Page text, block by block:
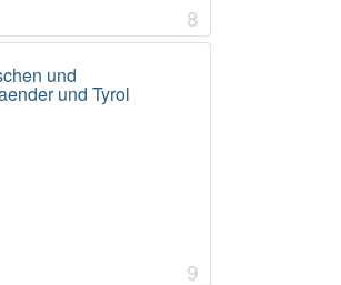
8
und
und Tyrol
9